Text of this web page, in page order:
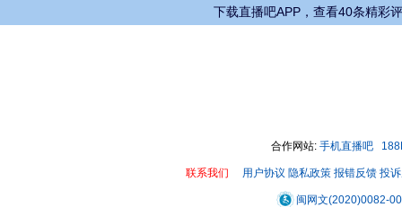
下载直播吧APP，查看40条精彩
合作网站: 手机直播吧
联系我们 用户协议 隐私政策 报错反馈 投
闽网文(2020)0082-